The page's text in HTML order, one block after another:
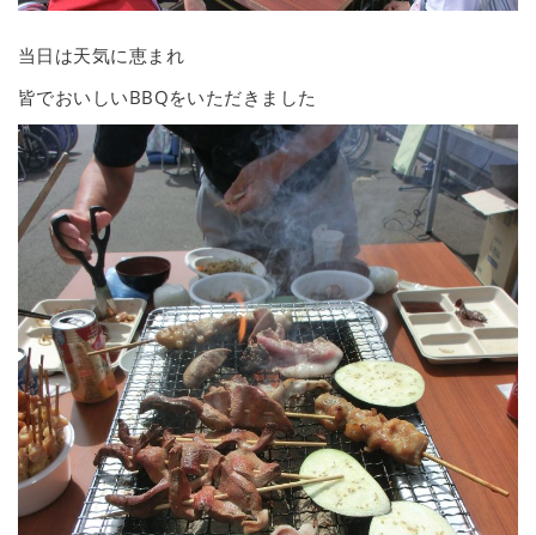
当日は天気に恵まれ
皆でおいしいBBQをいただきました